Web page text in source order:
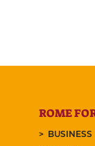
ROME
BUSINESS